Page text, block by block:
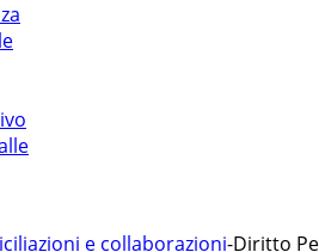
e collaborazioni-Diritto